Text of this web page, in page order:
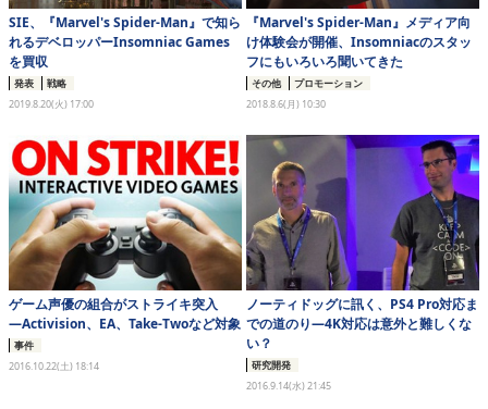
SIE、『Marvel's Spider-Man』で知ら
れるデベロッパーInsomniac Games
を買収
発表
戦略
2019.8.20(火) 17:00
『Marvel's Spider-Man』メディア向
け体験会が開催、Insomniacのスタッ
フにもいろいろ聞いてきた
その他
プロモーション
2018.8.6(月) 10:30
ゲーム声優の組合がストライキ突入
―Activision、EA、Take-Twoなど対象
事件
2016.10.22(土) 18:14
ノーティドッグに訊く、PS4 Pro対応ま
での道のり―4K対応は意外と難しくな
い？
研究開発
2016.9.14(水) 21:45